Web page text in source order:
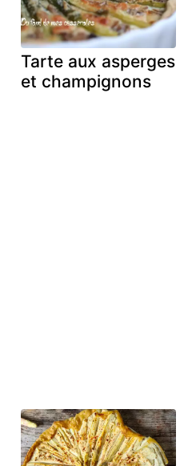
Tarte aux asperges
et champignons